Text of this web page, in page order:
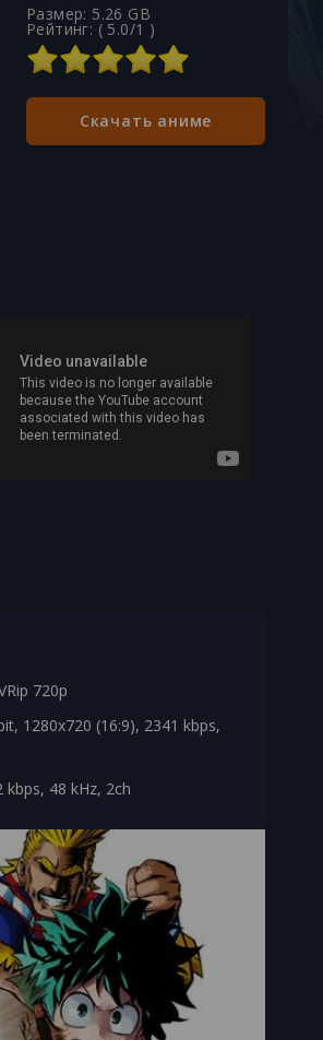
Размер: 5.26 GB
Рейтинг: ( 5.0/1 )
Скачать аниме
720p
1280x720 (16:9), 2341 kbps,
kbps, 48 kHz, 2ch